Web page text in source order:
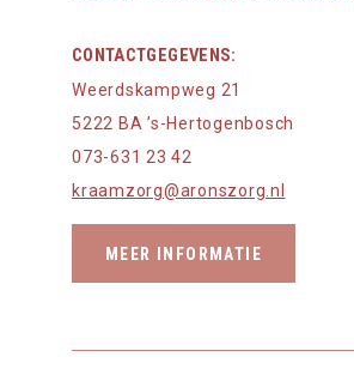
CONTACTGEGEVENS:
Weerdskampweg 21
5222 BA ’s-Hertogenbosch
073-631 23 42
kraamzorg@aronszorg.nl
MEER INFORMATIE